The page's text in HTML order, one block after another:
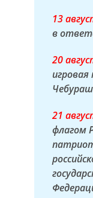
13 а
в
20 а
21 а
флагом